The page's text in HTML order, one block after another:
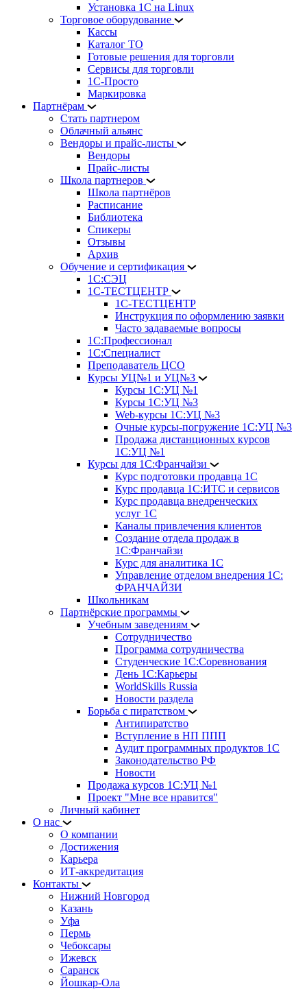
Установка 1С на Linux
Торговое оборудование
Кассы
Каталог ТО
Готовые решения для торговли
Сервисы для торговли
1С-Просто
Маркировка
Партнёрам
Стать партнером
Облачный альянс
Вендоры и прайс-листы
Вендоры
Прайс-листы
Школа партнеров
Школа партнёров
Расписание
Библиотека
Спикеры
Отзывы
Архив
Обучение и сертификация
1С:СЭЦ
1С-ТЕСТЦЕНТР
1С-ТЕСТЦЕНТР
Инструкция по оформлению заявки
Часто задаваемые вопросы
1С:Профессионал
1С:Специалист
Преподаватель ЦСО
Курсы УЦ№1 и УЦ№3
Курсы 1С:УЦ №1
Курсы 1С:УЦ №3
Web-курсы 1С:УЦ №3
Очные курсы-погружение 1С:УЦ №3
Продажа дистанционных курсов
1С:УЦ №1
Курсы для 1С:Франчайзи
Курс подготовки продавца 1С
Курс продавца 1С:ИТС и сервисов
Курс продавца внедренческих
услуг 1С
Каналы привлечения клиентов
Создание отдела продаж в
1С:Франчайзи
Курс для аналитика 1С
Управление отделом внедрения 1С:
ФРАНЧАЙЗИ
Школьникам
Партнёрские программы
Учебным заведениям
Сотрудничество
Программа сотрудничества
Студенческие 1С:Соревнования
День 1С:Карьеры
WorldSkills Russia
Новости раздела
Борьба с пиратством
Антипиратство
Вступление в НП ППП
Аудит программных продуктов 1С
Законодательство РФ
Новости
Продажа курсов 1С:УЦ №1
Проект "Мне все нравится"
Личный кабинет
О нас
О компании
Достижения
Карьера
ИТ-аккредитация
Контакты
Нижний Новгород
Казань
Уфа
Пермь
Чебоксары
Ижевск
Саранск
Йошкар-Ола